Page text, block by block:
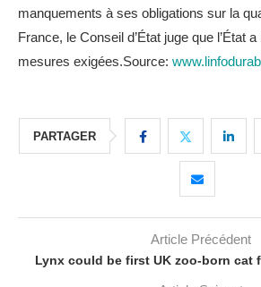
manquements à ses obligations sur la
France, le Conseil d’État juge que l’État
mesures exigées.Source:
PARTAGER
Article Précédent
Lynx could be first UK zoo-born cat